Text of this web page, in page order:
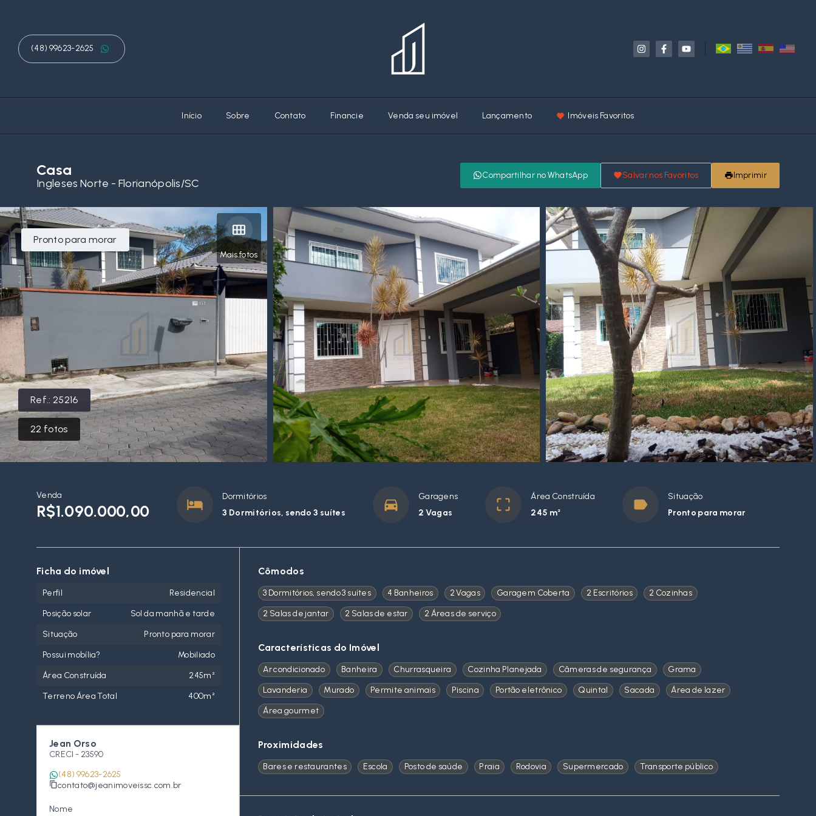
(48) 99623-2625
Início Sobre Contato Financie Venda seu imóvel Lançamento Imóveis Favoritos
Casa
Ingleses Norte - Florianópolis/SC
Compartilhar no WhatsApp Salvar nos Favoritos Imprimir
Ref.:25216
22 fotos
Mais fotos
Pronto para morar
Venda
R$1.090.000,00
Dormitórios
3 Dormitórios, sendo 3 suítes
Garagens
2 Vagas
Área Construída
245 m²
Situação
Pronto para morar
Cômodos
3 Dormitórios, sendo 3 suítes 4 Banheiros 2 Vagas Garagem Coberta 2 Escritórios
2 Cozinhas
2 Salas de jantar
2 Salas de estar 2 Áreas de serviço
Características do Imóvel
Ar condicionado Banheira Churrasqueira Cozinha Planejada Câmeras de segurança
Grama
Lavanderia
Murado Permite animais Piscina Portão eletrônico Quintal Sacada
Área de lazer
Área gourmet
Proximidades
Bares e restaurantes Escola Posto de saúde Praia Rodovia Supermercado Transporte público
Ficha do imóvel
Perfil
Residencial
Posição solar
Sol da manhã e tarde
Situação
Pronto para morar
Possui mobília?
Mobiliado
Área Construída
245m²
Terreno Área Total
400m²
Jean Orso
CRECI - 23590
(48) 99623-2625
contato@jeanimoveissc.com.br
Nome